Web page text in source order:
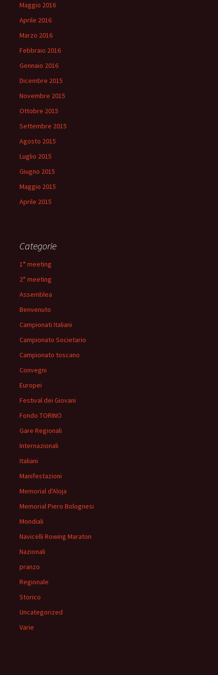
Maggio 2016
Aprile 2016
Marzo 2016
Febbraio 2016
Gennaio 2016
Dicembre 2015
Novembre 2015
Ottobre 2015
Settembre 2015
Agosto 2015
Luglio 2015
Giugno 2015
Maggio 2015
Aprile 2015
Categorie
1° meeting
2° meeting
Assemblea
Benvenuto
Campionati Italiani
Campionato Societario
Campionato toscano
Convegni
Europei
Festival dei Giovani
Fondo TORINO
Gare Regionali
Internazionali
Italiani
Manifestazioni
Memorial d'Aloja
Memorial Piero Bolognesi
Mondiali
Navicelli Rowing Maraton
Nazionali
pranzo
Regionale
Storico
Uncategorized
Varie